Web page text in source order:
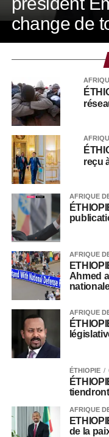
change de
reçu
AFRIQUE
AFRIQUE
Ahmed
AFRIQUE
ÉTHIOPIE
AFRIQUE
de la